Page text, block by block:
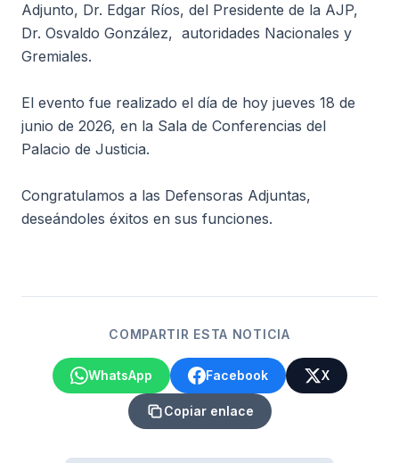
Adjunto, Dr. Edgar Ríos, del Presidente de la AJP,
Dr. Osvaldo González, autoridades Nacionales y
Gremiales.
El evento fue realizado el día de hoy jueves 18 de
junio de 2026, en la Sala de Conferencias del
Palacio de Justicia.
Congratulamos a las Defensoras Adjuntas,
deseándoles éxitos en sus funciones.
COMPARTIR ESTA NOTICIA
WhatsApp Facebook X
Copiar enlace